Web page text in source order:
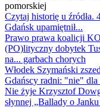
pomorskiej
Czytaj historię u
Gdańsk upamiętnił...
Prawo prawa koalicji
(PO)lityczny dobytek
na... garbach chorych
Włodek Szymański
Gdańscy radni: "nie"
Nie żyje Krzysztof
słynnej „Ballady o